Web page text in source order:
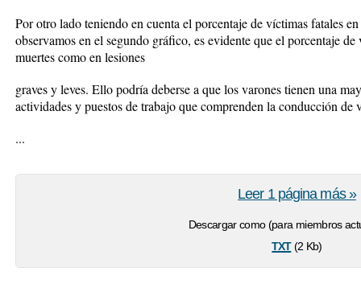
Por otro lado teniendo en cuenta el porcentaje de víctimas fatales
observamos en el segundo gráfico, es evidente que el porcentaje
muertes como en lesiones
graves y leves. Ello podría deberse a que los varones tienen una
actividades y puestos de trabajo que comprenden la conducción de
...
Descargar como (para miembros
txt(2 Kb)
Leer 1 página más »